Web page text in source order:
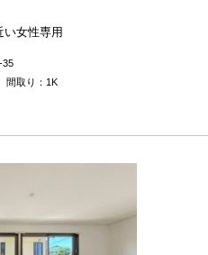
い女性専用
35
間取り：1K